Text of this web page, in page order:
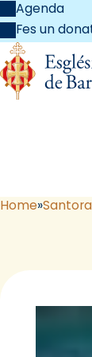
Agenda
Fes un
Home